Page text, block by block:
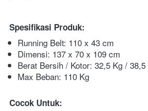
Spesifikasi Produk:
Running Belt: 110 x 43 cm
Dimensi: 137 x 70 x 109 cm
Berat Bersih / Kotor: 32,5 Kg / 38,5
Max Beban: 110 Kg
Cocok Untuk: